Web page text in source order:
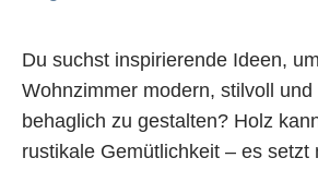
Du suchst inspirierende Ideen,
Wohnzimmer modern, stilvoll und
behaglich zu gestalten? Holz
rustikale Gemütlichkeit – es setzt